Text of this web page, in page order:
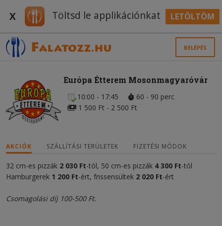
X Töltsd le applikációnkat LETÖLTÖM
BELÉPÉS
Európa Étterem Mosonmagyaróvár
10:00 - 17:45
60 - 90 perc
1 500 Ft - 2 500 Ft
AKCIÓK SZÁLLÍTÁSI TERÜLETEK FIZETÉSI MÓDOK
32 cm-es pizzák 2 030 Ft-tól, 50 cm-es pizzák 4 300 Ft-tól
Hamburgerek 1 200 Ft-ért, frissensültek 2 020 Ft-ért
Csomagolási díj 100-500 Ft.